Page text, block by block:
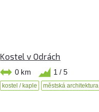
Kostel v Odrách
0 km 1 / 5
kostel / kaple městská architektura